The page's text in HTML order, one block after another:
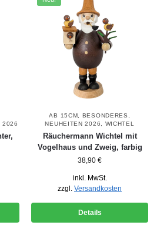
2026
AB 15CM BESONDERES
NEUHEITEN 2026
WICHTEL
Räuchermann Wichtel mit
Vogelhaus und Zweig, farbig
38,90 €
inkl. MwSt.
zzgl. Versandkosten
Details